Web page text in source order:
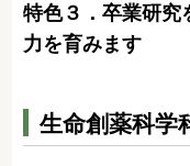
特色３．卒業研究
力を育みます
生命創薬科学